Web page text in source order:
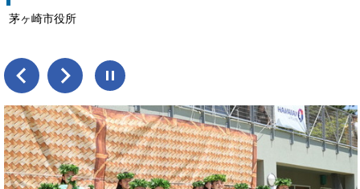
茅ヶ崎市役所